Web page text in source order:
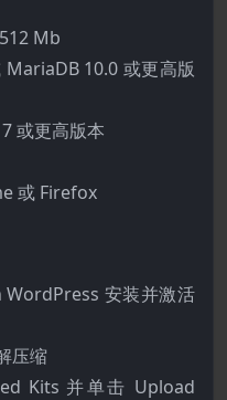
Mb
10.0 或更高版
或更高版本
或 Firefox
安装并激活
压缩
Kits 并单击 Upload